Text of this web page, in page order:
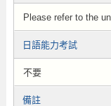
Please refer to the
日語能力考試
不要
備註